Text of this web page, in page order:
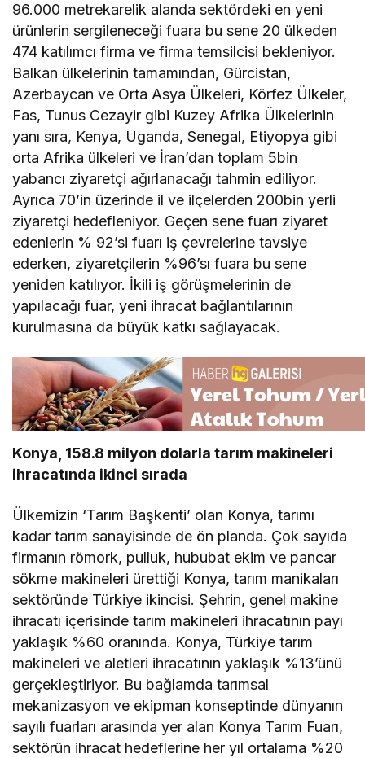
96.000 metrekarelik alanda sektördeki en yeni
ürünlerin sergileneceği fuara bu sene 20 ülkeden
474 katılımcı firma ve firma temsilcisi bekleniyor.
Balkan ülkelerinin tamamından, Gürcistan,
Azerbaycan ve Orta Asya Ülkeleri, Körfez Ülkeler,
Fas, Tunus Cezayir gibi Kuzey Afrika Ülkelerinin
yanı sıra, Kenya, Uganda, Senegal, Etiyopya gibi
orta Afrika ülkeleri ve İran’dan toplam 5bin
yabancı ziyaretçi ağırlanacağı tahmin ediliyor.
Ayrıca 70’in üzerinde il ve ilçelerden 200bin yerli
ziyaretçi hedefleniyor. Geçen sene fuarı ziyaret
edenlerin % 92’si fuarı iş çevrelerine tavsiye
ederken, ziyaretçilerin %96’sı fuara bu sene
yeniden katılıyor. İkili iş görüşmelerinin de
yapılacağı fuar, yeni ihracat bağlantılarının
kurulmasına da büyük katkı sağlayacak.
Konya, 158.8 milyon dolarla tarım makineleri
ihracatında ikinci sırada
Ülkemizin ‘Tarım Başkenti’ olan Konya, tarımı
kadar tarım sanayisinde de ön planda. Çok sayıda
firmanın römork, pulluk, hububat ekim ve pancar
sökme makineleri ürettiği Konya, tarım manikaları
sektöründe Türkiye ikincisi. Şehrin, genel makine
ihracatı içerisinde tarım makineleri ihracatının payı
yaklaşık %60 oranında. Konya, Türkiye tarım
makineleri ve aletleri ihracatının yaklaşık %13’ünü
gerçekleştiriyor. Bu bağlamda tarımsal
mekanizasyon ve ekipman konseptinde dünyanın
sayılı fuarları arasında yer alan Konya Tarım Fuarı,
sektörün ihracat hedeflerine her yıl ortalama %20